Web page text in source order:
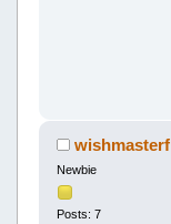
wishmasterf
Newbie
Posts: 7